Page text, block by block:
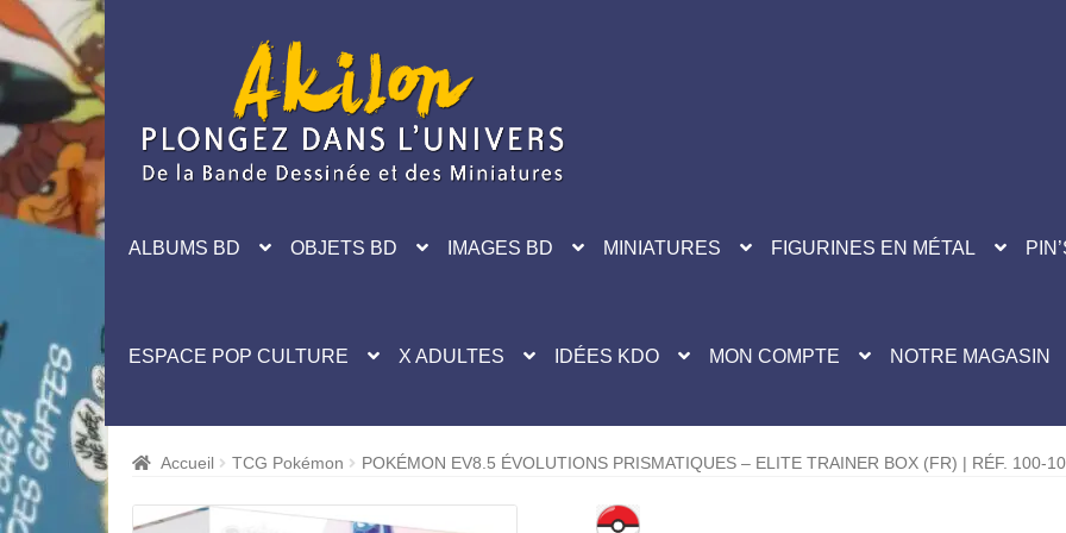
navigation
ALBUMS BD OBJETS BD IMAGES BD MINIATURES FIGURINES EN MÉTAL
ESPACE POP CULTURE X ADULTES IDÉES KDO MON COMPTE NOTRE MAGASIN
Accueil TCG Pokémon POKÉMON EV8.5 ÉVOLUTIONS PRISMATIQUES – ELITE TRAINER BOX (FR) | RÉF. 100-